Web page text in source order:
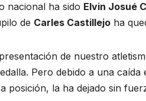
nacional ha sido Elvin Josué
de Carles Castillejo ha
de nuestro
Pero debido a una
posición, la ha dejado sin